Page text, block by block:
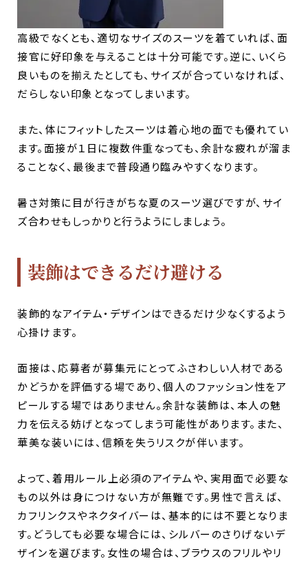
高級でなくとも、適切なサイズのスーツを着ていれば、面
接官に好印象を与えることは十分可能です。逆に、いくら
良いものを揃えたとしても、サイズが合っていなければ、
だらしない印象となってしまいます。
また、体にフィットしたスーツは着心地の面でも優れてい
ます。面接が１日に複数件重なっても、余計な疲れが溜ま
ることなく、最後まで普段通り臨みやすくなります。
暑さ対策に目が行きがちな夏のスーツ選びですが、サイ
ズ合わせもしっかりと行うようにしましょう。
装飾はできるだけ避ける
装飾的なアイテム・デザインはできるだけ少なくするよう
心掛けます。
面接は、応募者が募集元にとってふさわしい人材である
かどうかを評価する場であり、個人のファッション性をア
ピールする場ではありません。余計な装飾は、本人の魅
力を伝える妨げとなってしまう可能性があります。また、
華美な装いには、信頼を失うリスクが伴います。
よって、着用ルール上必須のアイテムや、実用面で必要な
もの以外は身につけない方が無難です。男性で言えば、
カフリンクスやネクタイバーは、基本的には不要となりま
す。どうしても必要な場合には、シルバーのさりげないデ
ザインを選びます。女性の場合は、ブラウスのフリルやリ